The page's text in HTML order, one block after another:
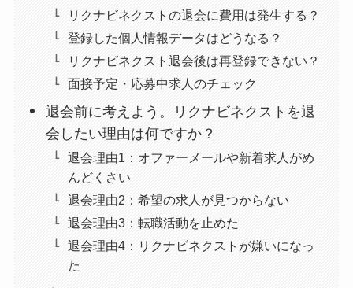
リクナビネクストの退会に費用は発生する？
登録した個人情報データはどうなる？
リクナビネクスト退会後は再登録できない？
面接予定・応募中求人のチェック
退会前に考えよう。リクナビネクストを退
会したい理由は何ですか？
退会理由1：オファーメールや新着求人がめ
んどくさい
退会理由2：希望の求人が見つからない
退会理由3：転職活動を止めた
退会理由4：リクナビネクストが嫌いになっ
た